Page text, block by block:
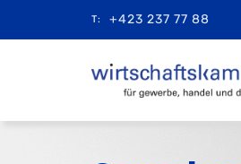
T: +423 237 77 88